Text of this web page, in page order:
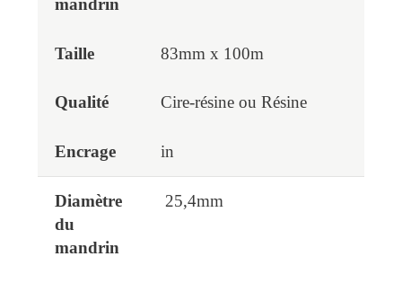
83mm x 100m
Cire-résine ou Résine
in
25,4mm